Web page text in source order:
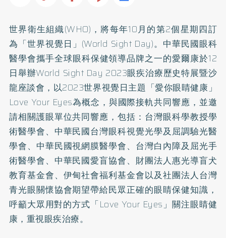
世界衛生組織(WHO)，將每年10月的第2個星期四訂
為「世界視覺日」(World Sight Day)。中華民國眼科
醫學會攜手全球眼科保健領導品牌之一的愛爾康於12
日舉辦World Sight Day 2023眼疾治療歷史特展暨沙
龍座談會，以2023世界視覺日主題「愛你眼睛健康」
Love Your Eyes為概念，與國際接軌共同響應，並邀
請相關護眼單位共同響應，包括：台灣眼科學教授學
術醫學會、中華民國台灣眼科視覺光學及屈調驗光醫
學會、中華民國視網膜醫學會、台灣白內障及屈光手
術醫學會、中華民國愛盲協會、財團法人惠光導盲犬
教育基金會、伊甸社會福利基金會以及社團法人台灣
青光眼關懷協會期望帶給民眾正確的眼睛保健知識，
呼籲大眾用對的方式「Love Your Eyes」關注眼睛健
康，重視眼疾治療。